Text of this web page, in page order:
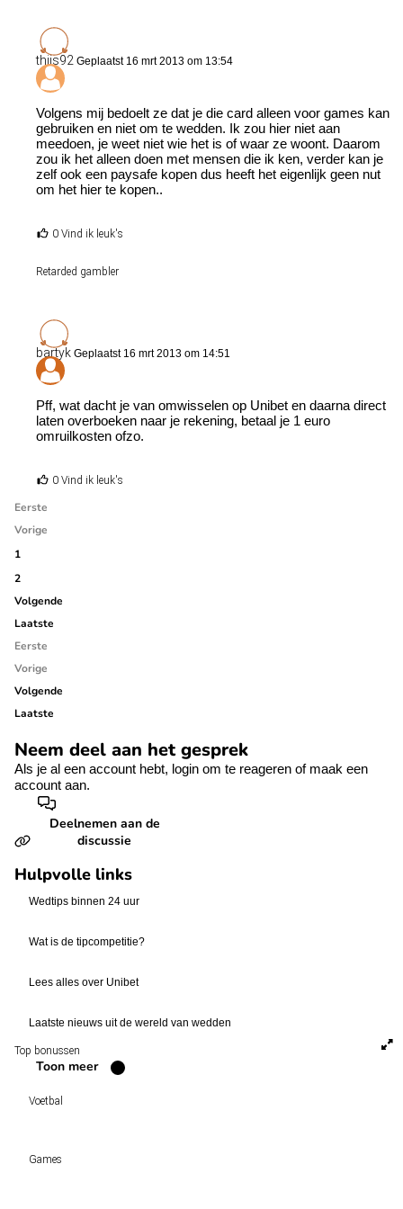
thijs92 Geplaatst 16 mrt 2013 om 13:54
Volgens mij bedoelt ze dat je die card alleen voor games kan
gebruiken en niet om te wedden. Ik zou hier niet aan
meedoen, je weet niet wie het is of waar ze woont. Daarom
zou ik het alleen doen met mensen die ik ken, verder kan je
zelf ook een paysafe kopen dus heeft het eigenlijk geen nut
om het hier te kopen..
0 Vind ik leuk's
Retarded gambler
bartyk Geplaatst 16 mrt 2013 om 14:51
Pff, wat dacht je van omwisselen op Unibet en daarna direct
laten overboeken naar je rekening, betaal je 1 euro
omruilkosten ofzo.
0 Vind ik leuk's
Eerste
Vorige
1
2
Volgende
Laatste
Eerste
Vorige
Volgende
Laatste
Neem deel aan het gesprek
Als je al een account hebt, login om te reageren of maak een
account aan.
Deelnemen aan de
discussie
Hulpvolle links
Wedtips binnen 24 uur
Wat is de tipcompetitie?
Lees alles over Unibet
Laatste nieuws uit de wereld van wedden
Top bonussen
Toon meer
Voetbal
Wedtips
Games